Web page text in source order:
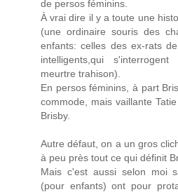
de persos féminins.
À vrai dire il y a toute une
(une ordinaire souris des
enfants: celles des ex-rats
intelligents,qui
meurtre trahison).
En persos féminins, à part
commode, mais vaillante
Brisby.
Autre défaut, on a un gros
à peu près tout ce qui définit
Mais c'est aussi selon moi
(pour enfants) ont pour